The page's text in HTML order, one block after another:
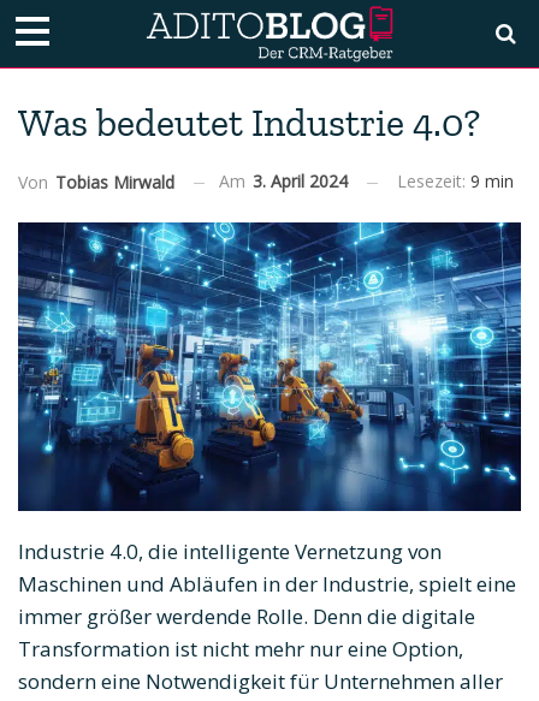
Was bedeutet Industrie 4.0?
Von Tobias Mirwald Am 3. April 2024 Lesezeit: 9 min
Industrie 4.0, die intelligente Vernetzung von
Maschinen und Abläufen in der Industrie, spielt eine
immer größer werdende Rolle. Denn die digitale
Transformation ist nicht mehr nur eine Option,
sondern eine Notwendigkeit für Unternehmen aller